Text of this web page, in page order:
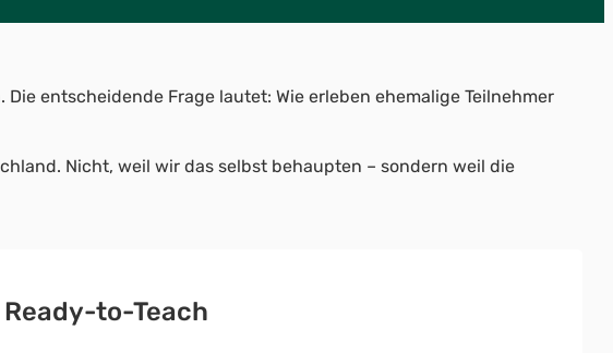
entscheidende Frage lautet: Wie erleben ehemalige Teilnehmer
Nicht, weil wir das selbst behaupten – sondern weil die
Ready-to-Teach